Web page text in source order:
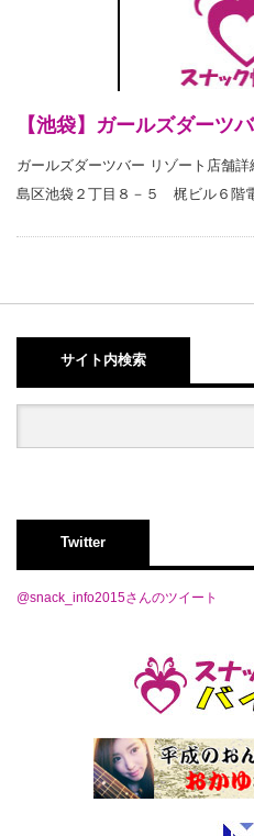
【池袋】ガールズダーツ
ガールズダーツバー リゾート店舗
島区池袋２丁目８－５ 梶ビル６階
サイト内検索
Twitter
@snack_info2015さんのツイート